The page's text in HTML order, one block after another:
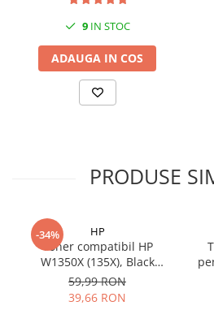
Tastaturi
Kit mouse si tastatura
Routere
Switch-uri
Access Point-uri
Cabluri retea
9IN STOC
ADAUGA IN COS
PRODUSE
-34% HP
Toner compatibil HP
W1350X (135X), Black
(Negru), 2.4K pagini-FARA
CIP
59,99 RON
39,66 RON